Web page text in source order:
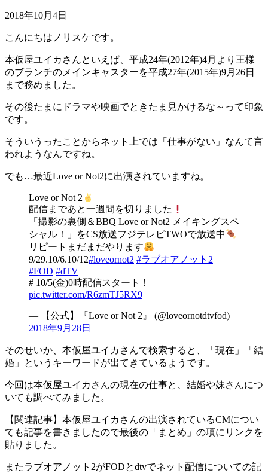
2018年10月4日
こんにちはノリスケです。
本仮屋ユイカさんといえば、平成24年(2012年)4月より王様
のブランチのメインキャスターを平成27年(2015年)9月26日
まで務めました。
その後たまにドラマや映画でときたま見かけるな～って印象
です。
そういうったことからネット上では「仕事がない」なんて言
われようなんですね。
でも…最近Love or Not2に出演されていますね。
Love or Not 2
配信まであと一週間を切りました
「撮影の裏側＆BBQ Love or Not2 メイキングスペ
シャル！」をCS放送フジテレビTWOで放送中
リピートまだまだやります
9/29.10/6.10/12#loveornot2 #ラブオアノット2
#FOD #dTV
# 10/5(金)0時配信スタート！
pic.twitter.com/R6zmTJ5RX9
— 【公式】『Love or Not 2』 (@loveornotdtvfod)
2018年9月28日
そのせいか、本仮屋ユイカさんで検索すると、「現在」「結
婚」というキーワードが出てきているようです。
今回は本仮屋ユイカさんの現在の仕事と、結婚や妹さんにつ
いても調べてみました。
【関連記事】本仮屋ユイカさんの出演されているCMについ
ても記事を書きましたので最後の「まとめ」の項にリンクを
貼りました。
またラブオアノット2がFODとdtvでネット配信についての記